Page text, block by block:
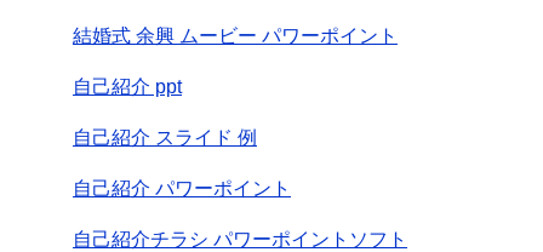
結婚式 余興 ムービー パワーポイント
自己紹介 ppt
自己紹介 スライド 例
自己紹介 パワーポイント
自己紹介チラシ パワーポイントソフト